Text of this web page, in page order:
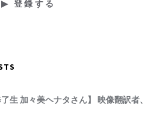
了生 加々美ヘナタさん】 映像翻訳者、